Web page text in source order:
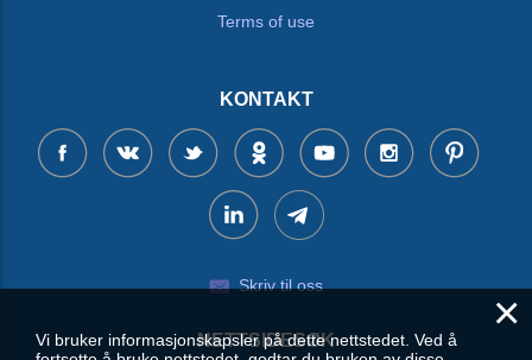
Terms of use
KONTAKT
Skriv til oss
NETTSIDESØK
×
Vi bruker informasjonskapsler på dette nettstedet. Ved å